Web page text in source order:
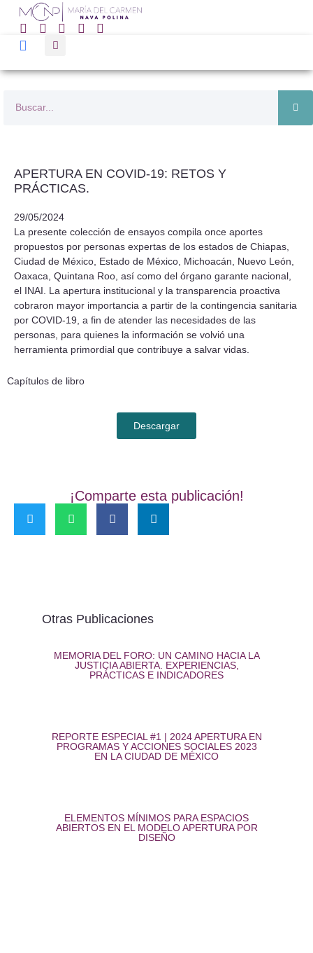
APERTURA EN COVID-19: RETOS Y
PRÁCTICAS.
29/05/2024
La presente colección de ensayos compila once aportes
propuestos por personas expertas de los estados de Chiapas,
Ciudad de México, Estado de México, Michoacán, Nuevo León,
Oaxaca, Quintana Roo, así como del órgano garante nacional,
el INAI. La apertura institucional y la transparencia proactiva
cobraron mayor importancia a partir de la contingencia sanitaria
por COVID-19, a fin de atender las necesidades de las
personas, para quienes la información se volvió una
herramienta primordial que contribuye a salvar vidas.
Capítulos de libro
Descargar
¡Comparte esta publicación!
Otras Publicaciones
MEMORIA DEL FORO: UN CAMINO HACIA LA
JUSTICIA ABIERTA. EXPERIENCIAS,
PRÁCTICAS E INDICADORES
REPORTE ESPECIAL #1 | 2024 APERTURA EN
PROGRAMAS Y ACCIONES SOCIALES 2023
EN LA CIUDAD DE MÉXICO
ELEMENTOS MÍNIMOS PARA ESPACIOS
ABIERTOS EN EL MODELO APERTURA POR
DISEÑO